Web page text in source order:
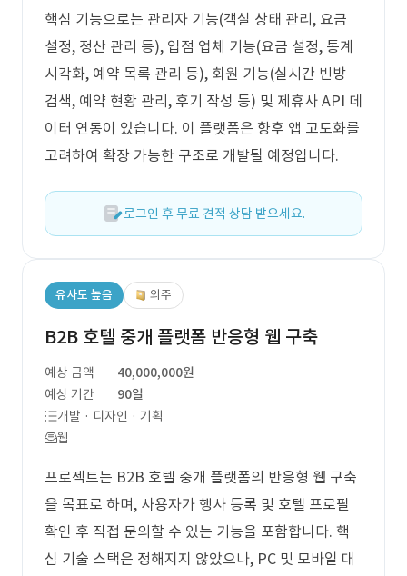
핵심 기능으로는 관리자 기능(객실 상태 관리, 요금
설정, 정산 관리 등), 입점 업체 기능(요금 설정, 통계
시각화, 예약 목록 관리 등), 회원 기능(실시간 빈방
검색, 예약 현황 관리, 후기 작성 등) 및 제휴사 API 데
이터 연동이 있습니다. 이 플랫폼은 향후 앱 고도화를
고려하여 확장 가능한 구조로 개발될 예정입니다.
로그인 후 무료 견적 상담 받으세요.
유사도 높음 외주
B2B 호텔 중개 플랫폼 반응형 웹 구축
예상 금액
40,000,000원
예상 기간
90일
개발 · 디자인 · 기획
웹
프로젝트는 B2B 호텔 중개 플랫폼의 반응형 웹 구축
을 목표로 하며, 사용자가 행사 등록 및 호텔 프로필
확인 후 직접 문의할 수 있는 기능을 포함합니다. 핵
심 기술 스택은 정해지지 않았으나, PC 및 모바일 대